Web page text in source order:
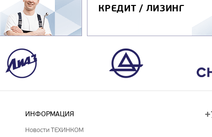
КРЕДИТ / ЛИЗИНГ
ИНФОРМАЦИЯ
Новости ТЕХИНКОМ